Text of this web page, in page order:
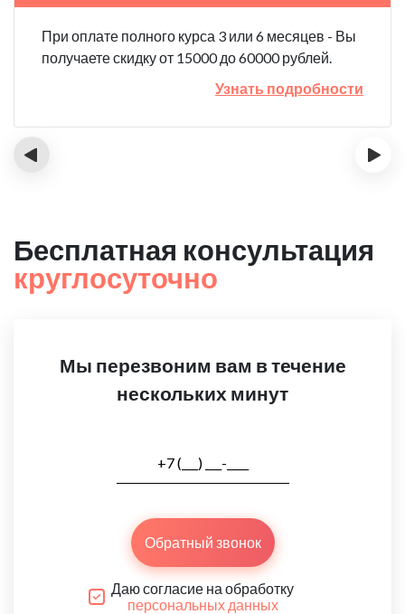
При оплате полного курса 3 или 6 месяцев - Вы
получаете скидку от 15000 до 60000 рублей.
Узнать подробности
‹ ›
Бесплатная консультация
круглосуточно
Мы перезвоним вам в течение
нескольких минут
Обратный звонок
Даю согласие на обработку
персональных данных